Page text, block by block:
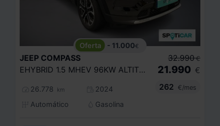
- 11.000€
JEEP COMPASS
EHYBRID 1.5 MHEV 96KW ALTITUDE DCT
26.778 km
2024
Automático
Gasolina
32.990 €
21.990 €
262
€/mes